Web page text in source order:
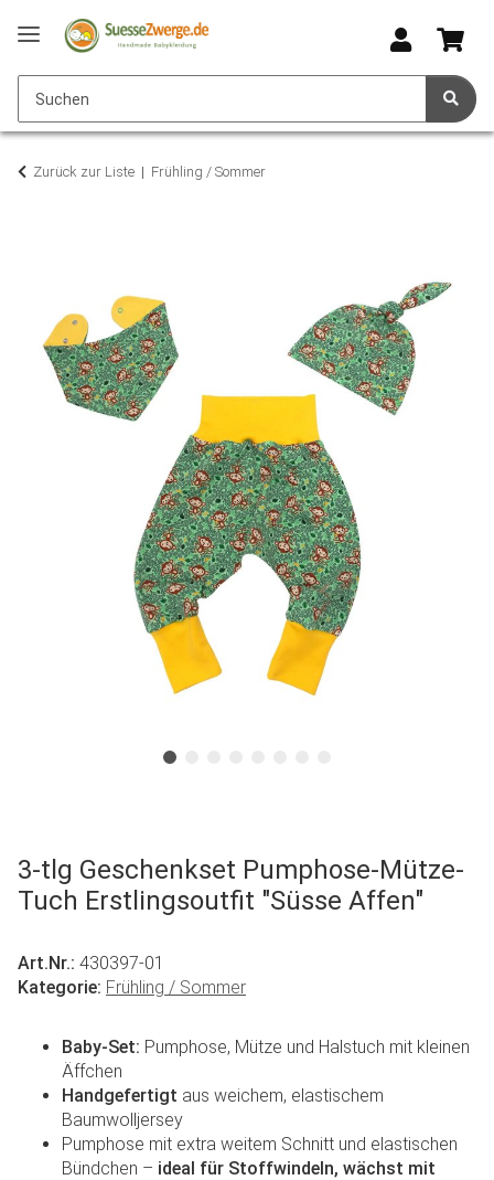
Zurück zur Liste Frühling / Sommer
3-tlg Geschenkset Pumphose-Mütze-
Tuch Erstlingsoutfit "Süsse Affen"
Art.Nr.: 430397-01
Kategorie: Frühling / Sommer
Baby-Set: Pumphose, Mütze und Halstuch mit kleinen
Äffchen
Handgefertigt aus weichem, elastischem
Baumwolljersey
Pumphose mit extra weitem Schnitt und elastischen
Bündchen – ideal für Stoffwindeln, wächst mit